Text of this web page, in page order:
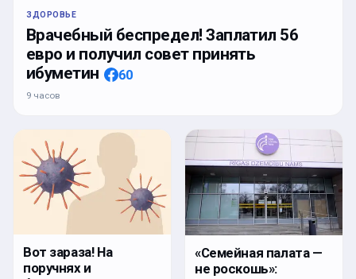
ЗДОРОВЬЕ
Врачебный беспредел! Заплатил 56
евро и получил совет принять
ибуметин
60
9 часов
Вот зараза! На
поручнях и
«Семейная палата —
не роскошь»: